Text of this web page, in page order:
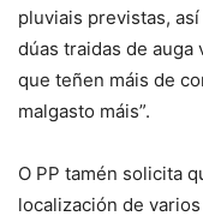
pluviais previstas,
dúas traidas de auga
que teñen máis de
malgasto máis”.
O PP tamén solicita
localización de